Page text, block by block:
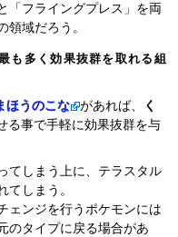
「フライングプレス」を両
領域だろう。
も多く効果抜群を取れる組
ほうのこな があれば、
く
る事で手軽に効果抜群を与
てしまう上に、テラスタル
てしまう。
ェンジを行うポケモンには
のタイプに戻る場合があ